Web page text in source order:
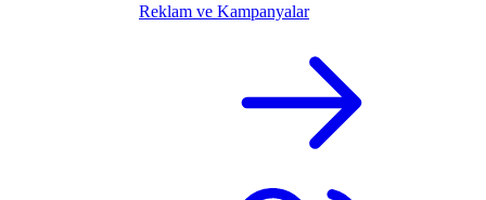
Reklam ve Kampanyalar